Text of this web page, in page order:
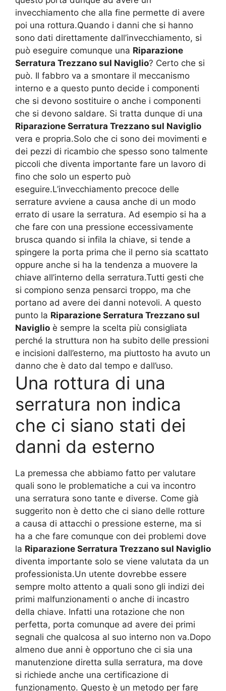
invecchiamento che alla fine permette di avere
poi una rottura.Quando i danni che si hanno
sono dati direttamente dall’invecchiamento, si
può eseguire comunque una Riparazione
Serratura Trezzano sul Naviglio? Certo che si
può. Il fabbro va a smontare il meccanismo
interno e a questo punto decide i componenti
che si devono sostituire o anche i componenti
che si devono saldare. Si tratta dunque di una
Riparazione Serratura Trezzano sul Naviglio
vera e propria.Solo che ci sono dei movimenti e
dei pezzi di ricambio che spesso sono talmente
piccoli che diventa importante fare un lavoro di
fino che solo un esperto può
eseguire.L’invecchiamento precoce delle
serrature avviene a causa anche di un modo
errato di usare la serratura. Ad esempio si ha a
che fare con una pressione eccessivamente
brusca quando si infila la chiave, si tende a
spingere la porta prima che il perno sia scattato
oppure anche si ha la tendenza a muovere la
chiave all’interno della serratura.Tutti gesti che
si compiono senza pensarci troppo, ma che
portano ad avere dei danni notevoli. A questo
punto la Riparazione Serratura Trezzano sul
Naviglio è sempre la scelta più consigliata
perché la struttura non ha subito delle pressioni
e incisioni dall’esterno, ma piuttosto ha avuto un
danno che è dato dal tempo e dall’uso.
Una rottura di una
serratura non indica
che ci siano stati dei
danni da esterno
La premessa che abbiamo fatto per valutare
quali sono le problematiche a cui va incontro
una serratura sono tante e diverse. Come già
suggerito non è detto che ci siano delle rotture
a causa di attacchi o pressione esterne, ma si
ha a che fare comunque con dei problemi dove
la Riparazione Serratura Trezzano sul Naviglio
diventa importante solo se viene valutata da un
professionista.Un utente dovrebbe essere
sempre molto attento a quali sono gli indizi dei
primi malfunzionamenti o anche di incastro
della chiave. Infatti una rotazione che non
perfetta, porta comunque ad avere dei primi
segnali che qualcosa al suo interno non va.Dopo
almeno due anni è opportuno che ci sia una
manutenzione diretta sulla serratura, ma dove
si richiede anche una certificazione di
funzionamento. Questo è un metodo per fare